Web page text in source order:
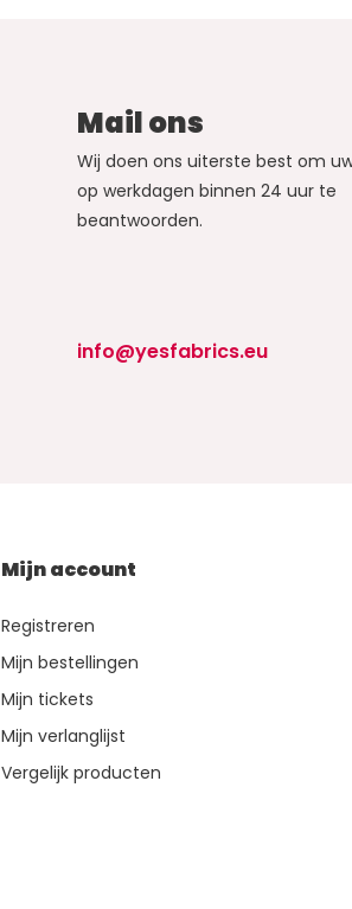
Mail ons
Wij doen ons uiterste best om
op werkdagen binnen 24 uur te
beantwoorden.
info@yesfabrics.eu
Mijn account
Registreren
Mijn bestellingen
Mijn tickets
Mijn verlanglijst
Vergelijk producten